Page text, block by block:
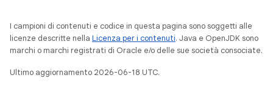
I campioni di contenuti e codice in questa pagina sono soggetti alle
licenze descritte nella Licenza per i contenuti. Java e OpenJDK sono
marchi o marchi registrati di Oracle e/o delle sue società consociate.
Ultimo aggiornamento 2026-06-18 UTC.